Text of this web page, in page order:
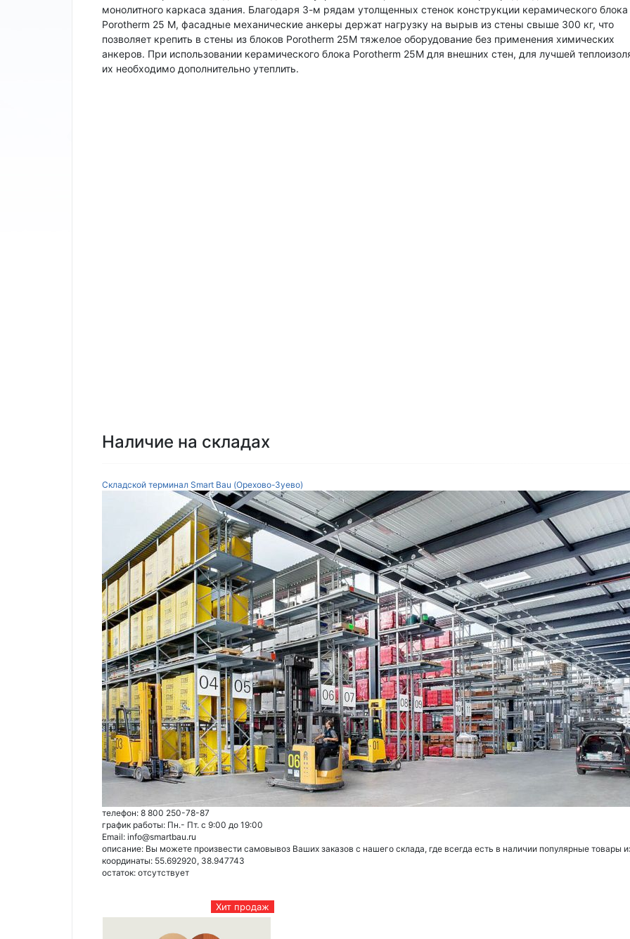
монолитного каркаса здания. Благодаря 3-м рядам утолщенных стенок конструкции керамического блока
Porotherm 25 M, фасадные механические анкеры держат нагрузку на вырыв из стены свыше 300 кг, что
позволяет крепить в стены из блоков Porotherm 25M тяжелое оборудование без применения химических
анкеров. При использовании керамического блока Porotherm 25M для внешних стен, для лучшей
их необходимо дополнительно утеплить.
Наличие на складах
Складской терминал Smart Bau (Орехово-Зуево)
телефон: 8 800 250-78-87
график работы: Пн.- Пт. с 9:00 до 19:00
Email: info@smartbau.ru
описание: Вы можете произвести самовывоз Ваших заказов с нашего склада, где всегда есть в наличии популярные товары
координаты: 55.692920, 38.947743
остаток: отсутствует
Хит продаж